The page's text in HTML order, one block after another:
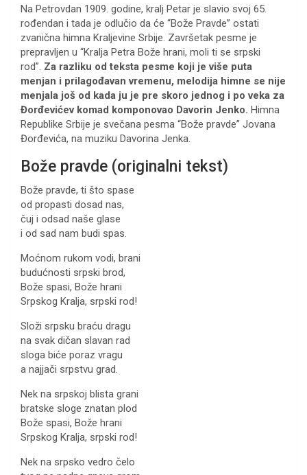
Na Petrovdan 1909. godine, kralj Petar je slavio svoj 65.
rođendan i tada je odlučio da će “Bože Pravde” ostati
zvanična himna Kraljevine Srbije. Završetak pesme je
prepravljen u “Kralja Petra Bože hrani, moli ti se srpski
rod”. Za razliku od teksta pesme koji je više puta
menjan i prilagođavan vremenu, melodija himne se nije
menjala još od kada ju je pre skoro jednog i po veka za
Đorđevićev komad komponovao Davorin Jenko. Himna
Republike Srbije je svečana pesma “Bože pravde” Jovana
Đorđevića, na muziku Davorina Jenka.
Bože pravde (originalni tekst)
Bože pravde, ti što spase
od propasti dosad nas,
čuj i odsad naše glase
i od sad nam budi spas.
Moćnom rukom vodi, brani
budućnosti srpski brod,
Bože spasi, Bože hrani
Srpskog Kralja, srpski rod!
Složi srpsku braću dragu
na svak dičan slavan rad
sloga biće poraz vragu
a najjači srpstvu grad.
Nek na srpskoj blista grani
bratske sloge znatan plod
Bože spasi, Bože hrani
Srpskog Kralja, srpski rod!
Nek na srpsko vedro čelo